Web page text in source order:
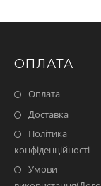
ОПЛАТА
Оплата
Доставка
Політика
конфіденційності
Умови